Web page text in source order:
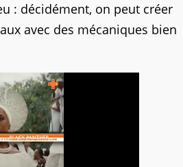
: décidément, on peut créer
avec des mécaniques bien